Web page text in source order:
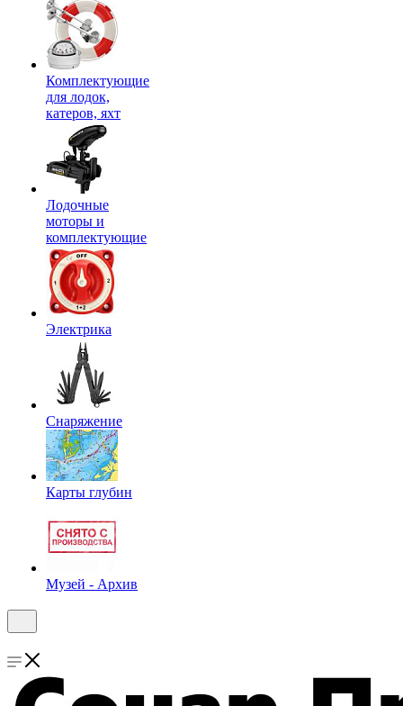
Комплектующие
для лодок,
катеров, яхт
Лодочные
моторы и
комплектующие
Электрика
Снаряжение
Карты глубин
Музей - Архив